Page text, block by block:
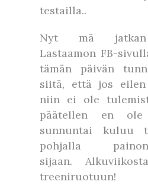
testailla..
Nyt mä jatkan
Lastaamon FB-
tämän päivän
siitä, että jos eilen
niin ei ole
päätellen en
sunnuntai kuluu
pohjalla
sijaan.
treeniruotuun!